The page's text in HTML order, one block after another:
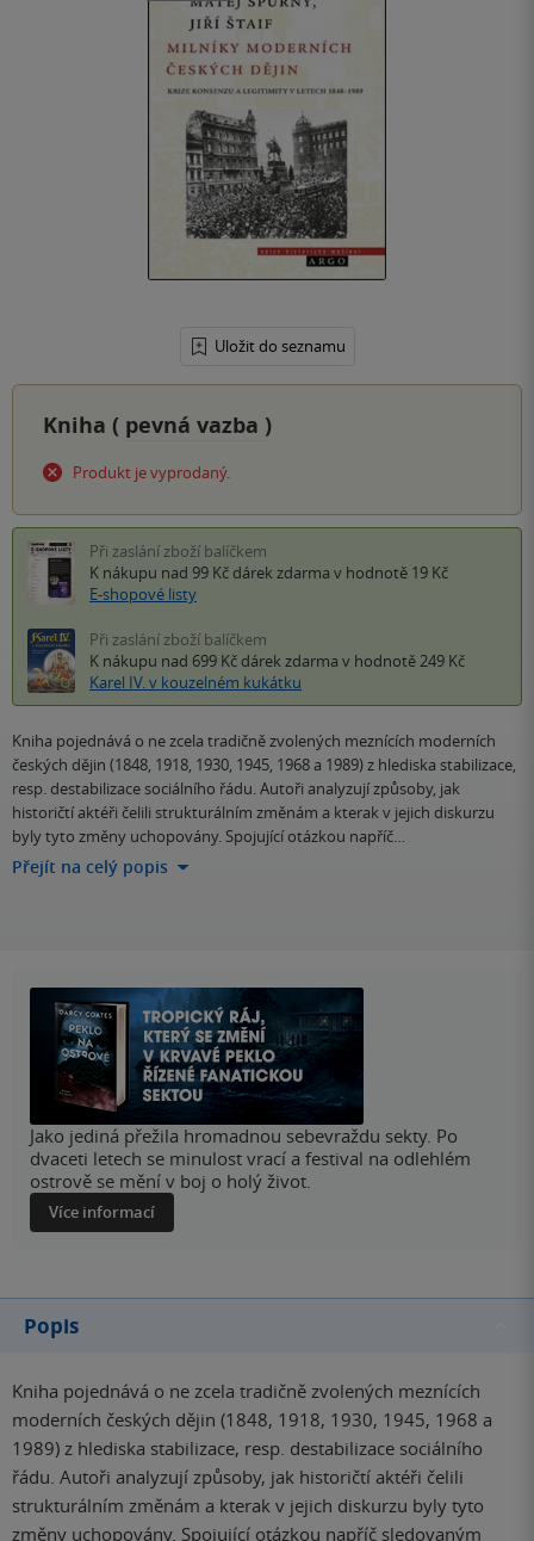
Uložit do seznamu
Kniha ( pevná vazba )
Produkt je vyprodaný.
Při zaslání zboží balíčkem
K nákupu nad 99 Kč dárek zdarma v hodnotě 19 Kč
E-shopové listy
Při zaslání zboží balíčkem
K nákupu nad 699 Kč dárek zdarma v hodnotě 249 Kč
Karel IV. v kouzelném kukátku
Kniha pojednává o ne zcela tradičně zvolených meznících moderních
českých dějin (1848, 1918, 1930, 1945, 1968 a 1989) z hlediska stabilizace,
resp. destabilizace sociálního řádu. Autoři analyzují způsoby, jak
historičtí aktéři čelili strukturálním změnám a kterak v jejich diskurzu
byly tyto změny uchopovány. Spojující otázkou napříč…
Přejít na celý popis
Jako jediná přežila hromadnou sebevraždu sekty. Po
dvaceti letech se minulost vrací a festival na odlehlém
ostrově se mění v boj o holý život.
Více informací
Popis
Kniha pojednává o ne zcela tradičně zvolených meznících
moderních českých dějin (1848, 1918, 1930, 1945, 1968 a
1989) z hlediska stabilizace, resp. destabilizace sociálního
řádu. Autoři analyzují způsoby, jak historičtí aktéři čelili
strukturálním změnám a kterak v jejich diskurzu byly tyto
změny uchopovány. Spojující otázkou napříč sledovaným